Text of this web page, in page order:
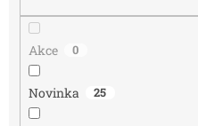
Akce 0
Novinka 25